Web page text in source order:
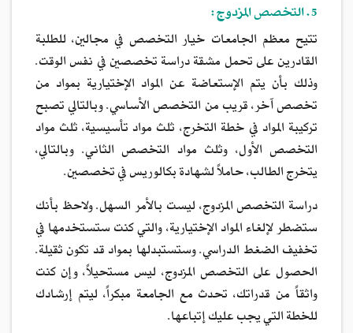
5. التخصص المزدوج:
تتيح معظم الجامعات خيار التخصص في مجالين، للطلبة
القادرين على تحمل مشقة دراسة تخصصين في نفس الوقت.
وذلك بأن يتم الإستعاضة عن المواد الإختيارية بمواد من
تخصص آخر، قريب من التخصص الأساسي. وبالتالي تصبح
تركيبة المواد في خطة التخرج، ثلث مواد تأسيسية، ثلث مواد
التخصص الأول، وثلث مواد التخصص الثاني. وبالتالي،
يتخرج الطالب، حاملاً لشهادة بكالوريس في تخصصين.
دراسة التخصص المزدوج، ليست بالأمر السهل. ولاحظ بأنك
ستضطر لإلغاء المواد الإختيارية، والتي كنت ستستخدمها في
تخفيف الضغط الدراسي. وستستبدلها بمواد قد تكون ثقيلة.
الحصول على التخصص المزدوج، ليس مستحيلاً، وإن كنت
واثقاً من قدراتك، تحدث مع الجامعة مبكراً، ليتم إرشادك
للخطة التي يجب عليك إتباعها.